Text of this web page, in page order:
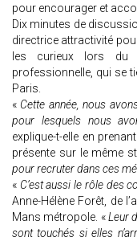
pour encourager et
Dix minutes de
directrice attractivité
les curieux lors
professionnelle, qui se
Paris.
« Cette année, nous
pour lesquels nous
explique-t-elle en
présente sur le même
pour recruter dans ces
« C’est aussi le rôle des
Anne-Hélène Forêt, de
Mans métropole. «Leur
sont touchés si elles